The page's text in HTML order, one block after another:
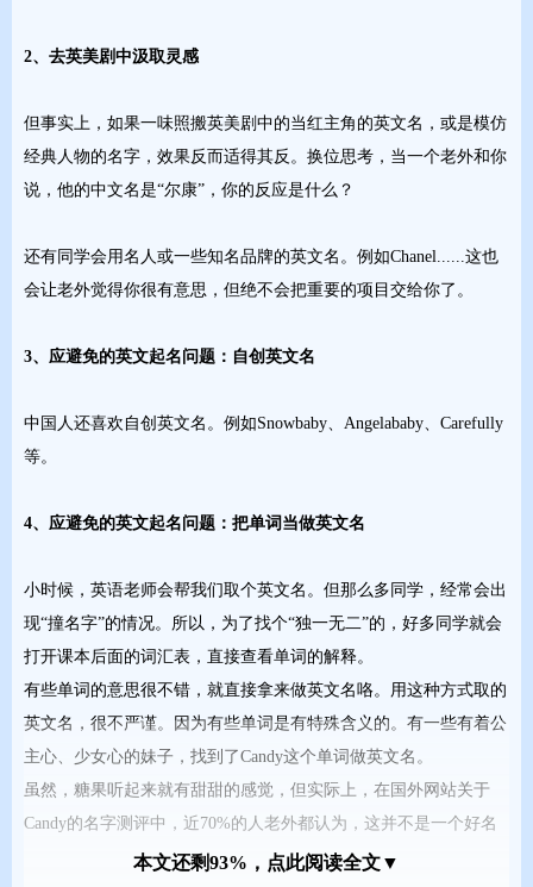
2、去英美剧中汲取灵感
但事实上，如果一味照搬英美剧中的当红主角的英文名，或是模仿
经典人物的名字，效果反而适得其反。 换位思考，当一个老外和你
说，他的中文名是“尔康”，你的反应是什么？
还有同学会用名人或一些知名品牌的英文名。例如Chanel......这也
会让老外觉得你很有意思，但绝不会把重要的项目交给你了。
3、应避免的英文起名问题：自创英文名
中国人还喜欢自创英文名。例如Snowbaby、Angelababy、Carefully
等。
4、应避免的英文起名问题：把单词当做英文名
小时候，英语老师会帮我们取个英文名。但那么多同学，经常会出
现“撞名字”的情况。所以，为了找个“独一无二”的，好多同学就会
打开课本后面的词汇表，直接查看单词的解释。
有些单词的意思很不错，就直接拿来做英文名咯。用这种方式取的
英文名，很不严谨。因为有些单词是有特殊含义的。有一些有着公
主心、少女心的妹子，找到了Candy这个单词做英文名。
虽然，糖果听起来就有甜甜的感觉，但实际上，在国外网站关于
Candy的名字测评中，近70%的人老外都认为，这并不是一个好名
字。老外会觉得你这个人很不认真。就像你听到老外介绍自己
本文还剩93%，点此阅读全文▼